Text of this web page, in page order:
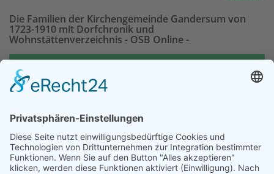
Die Familien der Kirchengemeinde Gandersum von
1723-1910 mit Dorfchronik und
Wohnstättenverzeichnis - OSB Online -
kostenpflichtigen Website einsehen. Wenn Sie
einrichten".
Die Familien der Kirchengemeinde Gandersum von 1723-1910 mit